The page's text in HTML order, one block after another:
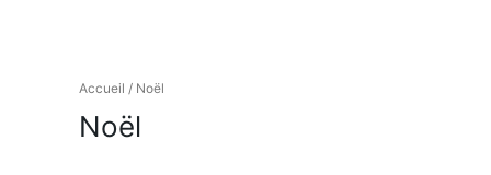
Accueil / Noël
Noël